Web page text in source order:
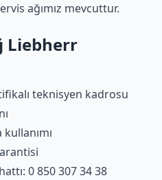
ağımız mevcuttur.
Liebherr
teknisyen kadrosu
0 850 307 34 38